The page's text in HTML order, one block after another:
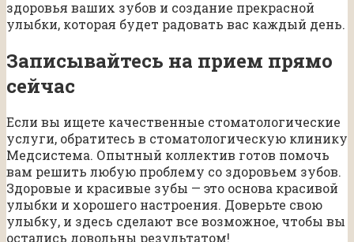
здоровья ваших зубов и создание прекрасной
улыбки, которая будет радовать вас каждый день.
Записывайтесь на прием прямо
сейчас
Если вы ищете качественные стоматологические
услуги, обратитесь в стоматологическую клинику
Медсистема. Опытный коллектив готов помочь
вам решить любую проблему со здоровьем зубов.
Здоровые и красивые зубы — это основа красивой
улыбки и хорошего настроения. Доверьте свою
улыбку, и здесь сделают все возможное, чтобы вы
остались довольны результатом!